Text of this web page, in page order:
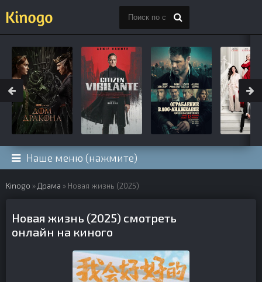
Наше меню (нажмите)
Kinogo » Драма » Новая жизнь (2025)
Новая жизнь (2025) смотреть
онлайн на киного